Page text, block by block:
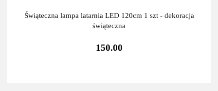
Świąteczna lampa latarnia LED 120cm 1 szt - dekoracja
świąteczna
150.00